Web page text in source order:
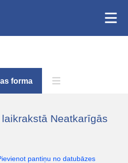
forma
Neatkarīgās
pantiņu no datubāzes